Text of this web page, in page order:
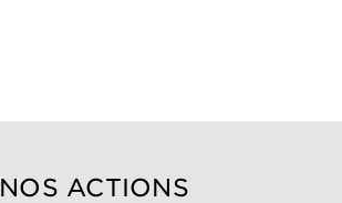
NOS ACTIONS